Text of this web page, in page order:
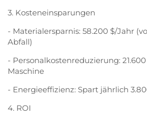
3. Kosteneinsparungen
- Materialersparnis: 58.200 $/Jahr
Abfall)
- Personalkostenreduzierung:
Maschine
- Energieeffizienz: Spart jährlich
4. ROI